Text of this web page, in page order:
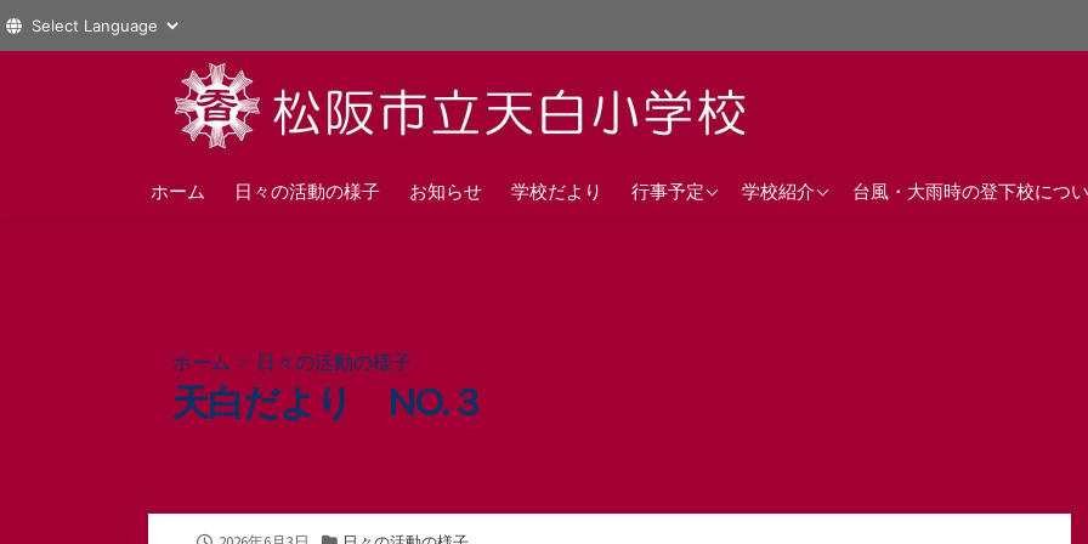
ホーム 日々の活動の様子 お知らせ 学校だより 行事予定
直近の行事予定学校紹介
沿革
台風・大雨時の登下校につ
ホーム > 日々の活動の様子
天白だより NO.３
公
カ